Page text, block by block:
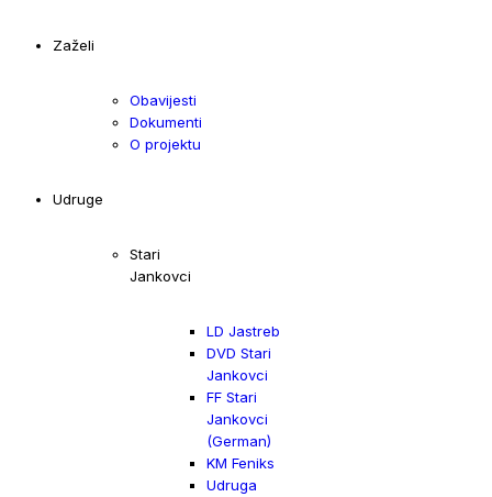
Zaželi
Obavijesti
Dokumenti
O projektu
Udruge
Stari
Jankovci
LD Jastreb
DVD Stari
Jankovci
FF Stari
Jankovci
(German)
KM Feniks
Udruga